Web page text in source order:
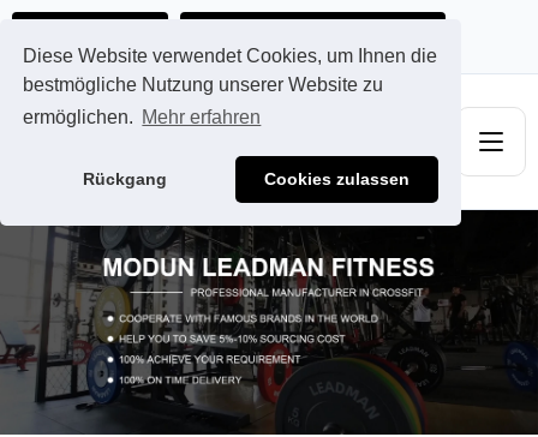
Diese Website verwendet Cookies, um Ihnen die
bestmögliche Nutzung unserer Website zu
ermöglichen. Mehr erfahren
Rückgang Cookies zulassen